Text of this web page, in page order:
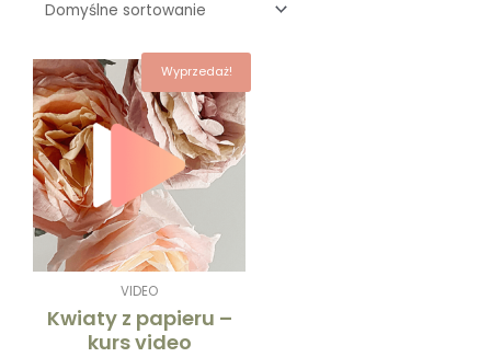
Wyprzedaż!
VIDEO
Kwiaty z papieru –
kurs video
Pierwotna
cena
wynosiła:
59,00 zł.
Aktualna
cena
wynosi:
29,00 zł.